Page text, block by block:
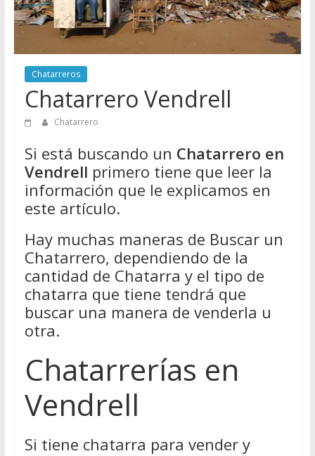
de
Chatarreros
vender
Chatarra
Chatarreros
Chatarrero Vendrell
Chatarrero
Si está buscando un Chatarrero en
Vendrell primero tiene que leer la
información que le explicamos en
este artículo.
Hay muchas maneras de Buscar un
Chatarrero, dependiendo de la
cantidad de Chatarra y el tipo de
chatarra que tiene tendrá que
buscar una manera de venderla u
otra.
Chatarrerías en
Vendrell
Si tiene chatarra para vender y